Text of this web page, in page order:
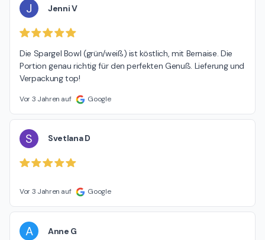
J Jenni V
Die Spargel Bowl (grün/weiß) ist köstlich, mit Bernaise. Die
Portion genau richtig für den perfekten Genuß. Lieferung und
Verpackung top!
Vor 3 Jahren auf Google
S Svetlana D
Vor 3 Jahren auf Google
A Anne G